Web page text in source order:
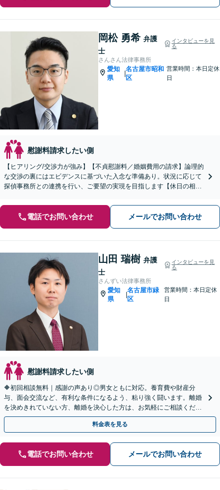
岡松 勇希 弁護
士
インタビューを見
る
さんさん法律事務所
愛知
県
|
名古屋市昭和
区
営業時間：本日定休
日
慰謝料請求したい側
【ヒアリング/交渉力が強み】【不貞慰謝料／婚姻費用の請求】論理的
な交渉の裏にはエビデンスに基づいた入念な準備あり。状況に応じて
探偵事務所との連携を行い、ご要望の実現を目指します【休日の相談
電話でお問い合わせ メールでお問い合わせ
山田 瑞樹 弁護
士
インタビューを見
る
さんずい法律事務所
愛知
県
|
名古屋市緑
区
営業時間：本日定休
日
慰謝料請求したい側
🔶初回相談無料｜感謝の声あり◎男女ともに対応。養育費や財産分
与、面会交流など、有利な条件になるよう、粘り強く闘います。離婚
を決めきれていない方、離婚を決心した方は、お気軽にご相談くださ
い【休日・夜間面談OK】【駐車場あり】
料金表を見る
電話でお問い合わせ メールでお問い合わせ